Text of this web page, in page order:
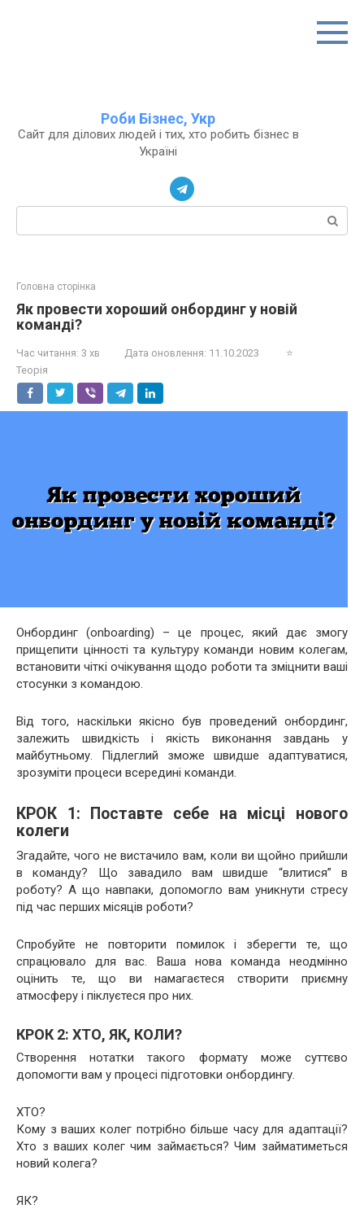
Роби Бізнес, Укр
Сайт для ділових людей і тих, хто робить бізнес в
Україні
Головна сторінка
Як провести хороший онбординг у новій
команді?
Час читання: 3 хв Дата оновлення: 11.10.2023
⭐
Теорія
Онбординг (onboarding) – це процес, який дає змогу
прищепити цінності та культуру команди новим колегам,
встановити чіткі очікування щодо роботи та зміцнити ваші
стосунки з командою.
Від того, наскільки якісно був проведений онбординг,
залежить швидкість і якість виконання завдань у
майбутньому. Підлеглий зможе швидше адаптуватися,
зрозуміти процеси всередині команди.
КРОК 1: Поставте себе на місці нового
колеги
Згадайте, чого не вистачило вам, коли ви щойно прийшли
в команду? Що завадило вам швидше “влитися” в
роботу? А що навпаки, допомогло вам уникнути стресу
під час перших місяців роботи?
Спробуйте не повторити помилок і зберегти те, що
спрацювало для вас. Ваша нова команда неодмінно
оцінить те, що ви намагаєтеся створити приємну
атмосферу і піклуєтеся про них.
КРОК 2: ХТО, ЯК, КОЛИ?
Створення нотатки такого формату може суттєво
допомогти вам у процесі підготовки онбордингу.
ХТО?
Кому з ваших колег потрібно більше часу для адаптації?
Хто з ваших колег чим займається? Чим займатиметься
новий колега?
ЯК?